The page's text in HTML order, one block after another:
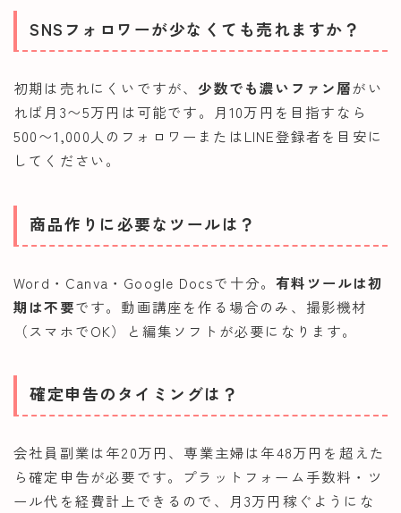
SNSフォロワーが少なくても売れますか？
初期は売れにくいですが、 少数でも濃いファン層がい
れば月3〜5万円は可能です。月10万円を目指すなら
500〜1,000人のフォロワーまたはLINE登録者を目安に
してください。
商品作りに必要なツールは？
Word・Canva・Google Docsで十分。有料ツールは初
期は不要です。動画講座を作る場合のみ、撮影機材
（スマホでOK）と編集ソフトが必要になります。
確定申告のタイミングは？
会社員副業は年20万円、専業主婦は年48万円を超えた
ら確定申告が必要です。プラットフォーム手数料・ツ
ール代を経費計上できるので、月3万円稼ぐようにな